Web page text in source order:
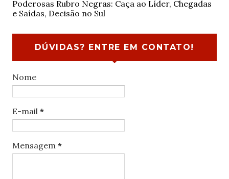
Poderosas Rubro Negras: Caça ao Líder, Chegadas
e Saídas, Decisão no Sul
DÚVIDAS? ENTRE EM CONTATO!
Nome
E-mail *
Mensagem *